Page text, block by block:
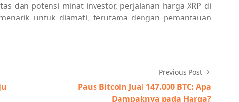
dan potensi minat investor, perjalanan harga XRP di
untuk diamati, terutama dengan pemantauan
Previous Post
Paus Bitcoin Jual 147.000 BTC: Apa
Dampaknya pada Harga?